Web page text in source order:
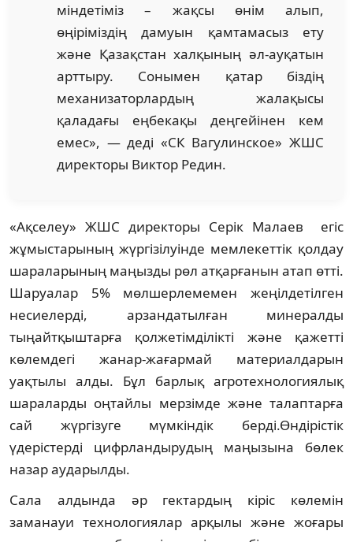
міндетіміз – жақсы өнім алып,
өңіріміздің дамуын қамтамасыз ету
және Қазақстан халқының әл-ауқатын
арттыру. Сонымен қатар біздің
механизаторлардың жалақысы
қаладағы еңбекақы деңгейінен кем
емес», — деді «СК Вагулинское» ЖШС
директоры Виктор Редин.
«Ақселеу» ЖШС директоры Серік Малаев егіс
жұмыстарының жүргізілуінде мемлекеттік қолдау
шараларының маңызды рөл атқарғанын атап өтті.
Шаруалар 5% мөлшерлемемен жеңілдетілген
несиелерді, арзандатылған минералды
тыңайтқыштарға қолжетімділікті және қажетті
көлемдегі жанар-жағармай материалдарын
уақтылы алды. Бұл барлық агротехнологиялық
шараларды оңтайлы мерзімде және талаптарға
сай жүргізуге мүмкіндік берді.Өндірістік
үдерістерді цифрландырудың маңызына бөлек
назар аударылды.
Сала алдында әр гектардың кіріс көлемін
заманауи технологиялар арқылы және жоғары